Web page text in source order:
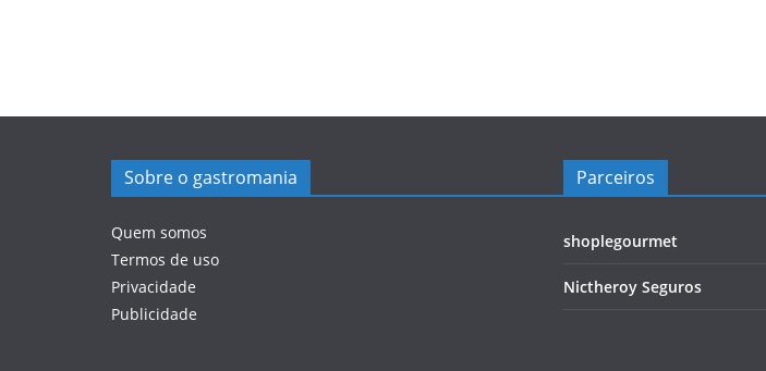
Sobre o gastromania
Quem somos
Termos de uso
Privacidade
Publicidade
Parceiros
shoplegourmet
Nictheroy Seguros